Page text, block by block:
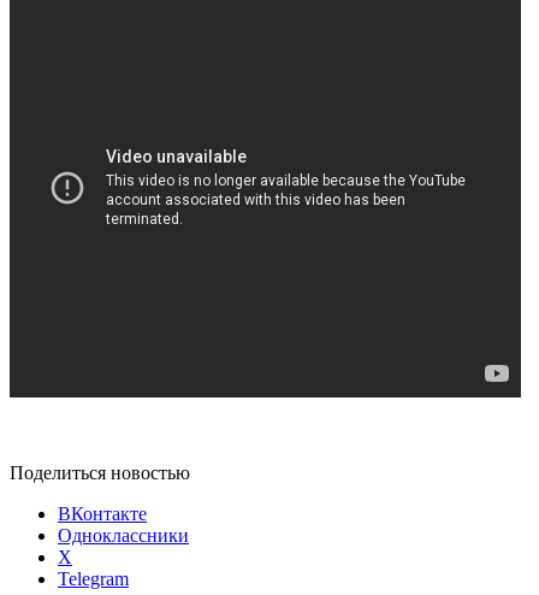
Поделиться новостью
ВКонтакте
Одноклассники
X
Telegram